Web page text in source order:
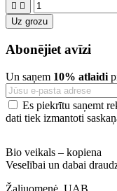
 
Uz grozu
Abonējiet avīzi
Un saņem 10% atlaidi
Es piekrītu saņemt
dati tiek izmantoti
Bio veikals – kopiena
Veselībai un dabai
Žaliuomenė, UAB